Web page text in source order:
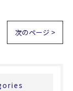
次のページ >